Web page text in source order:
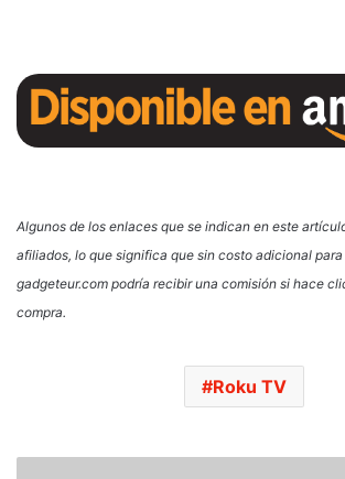
Algunos de los enlaces que se indican en este
afiliados, lo que significa que sin costo adicional para
gadgeteur.com podría recibir una comisión si hace
compra.
Roku TV